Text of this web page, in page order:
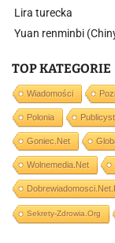
Lira turecka
Yuan renminbi
TOP KATEGORIE
Wiadomości
Polonia
Goniec.net
Wolnemedia.net
Sekrety-Zdrowia.org